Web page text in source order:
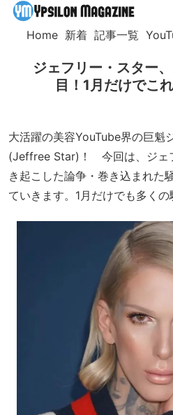
Home 新着 記事一覧
ジェフリー・スター
目！1月だけでこ
大活躍の美容YouTube界の巨魁
(Jeffree Star)！ 今回は、ジェ
き起こした論争・巻き込まれた
ていきます。1月だけでも多くの